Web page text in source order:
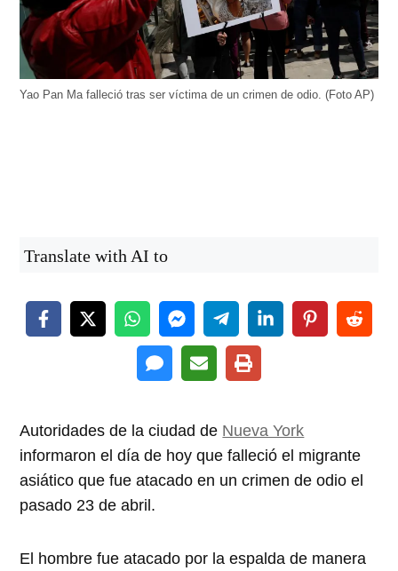
Yao Pan Ma falleció tras ser víctima de un crimen de odio. (Foto AP)
Translate with AI to
Autoridades de la ciudad de Nueva York
informaron el día de hoy que falleció el migrante
asiático que fue atacado en un crimen de odio el
pasado 23 de abril.
El hombre fue atacado por la espalda de manera